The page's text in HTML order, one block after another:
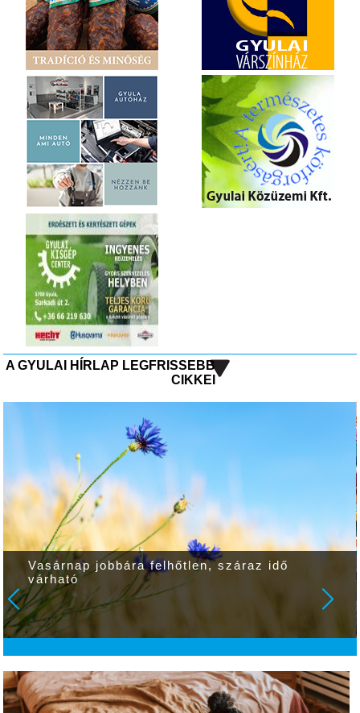
A GYULAI HÍRLAP LEGFRISSEBB
CIKKEI
Vasárnap jobbára felhőtlen, száraz idő
várható